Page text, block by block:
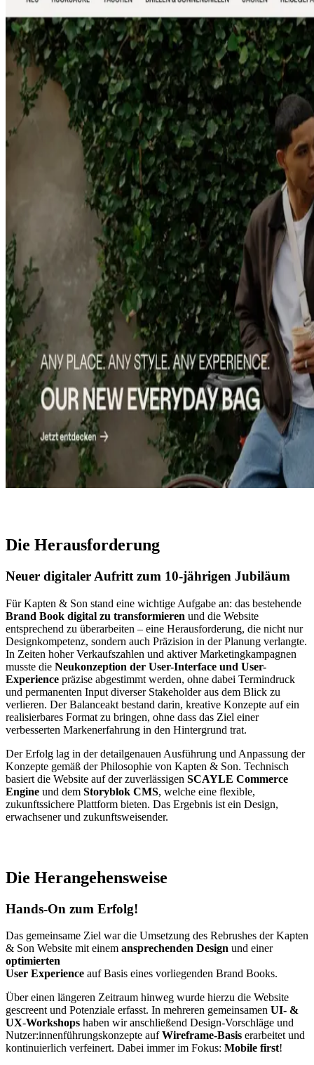
Die Herausforderung
Neuer digitaler Aufritt zum 10-jährigen Jubiläum
Für Kapten & Son stand eine wichtige Aufgabe an: das bestehende
Brand Book digital zu transformieren und die Website
entsprechend zu überarbeiten – eine Herausforderung, die nicht nur
Designkompetenz, sondern auch Präzision in der Planung verlangte.
In Zeiten hoher Verkaufszahlen und aktiver Marketingkampagnen
musste die Neukonzeption der User-Interface und User-
Experience präzise abgestimmt werden, ohne dabei Termindruck
und permanenten Input diverser Stakeholder aus dem Blick zu
verlieren. Der Balanceakt bestand darin, kreative Konzepte auf ein
realisierbares Format zu bringen, ohne dass das Ziel einer
verbesserten Markenerfahrung in den Hintergrund trat.
Der Erfolg lag in der detailgenauen Ausführung und Anpassung der
Konzepte gemäß der Philosophie von Kapten & Son. Technisch
basiert die Website auf der zuverlässigen SCAYLE Commerce
Engine und dem Storyblok CMS, welche eine flexible,
zukunftssichere Plattform bieten. Das Ergebnis ist ein Design,
erwachsener und zukunftsweisender.​
Die Herangehensweise
Hands-On zum Erfolg!
Das gemeinsame Ziel war die Umsetzung des Rebrushes der Kapten
& Son Website mit einem ansprechenden Design und einer
optimierten
User Experience auf Basis eines vorliegenden Brand Books.​
Über einen längeren Zeitraum hinweg wurde hierzu die Website
gescreent und Potenziale erfasst. In mehreren gemeinsamen UI- &
UX-Workshops haben wir anschließend Design-Vorschläge und
Nutzer:innenführungskonzepte aufWireframe-Basis erarbeitet und
kontinuierlich verfeinert. Dabei immer im Fokus: Mobile first!​